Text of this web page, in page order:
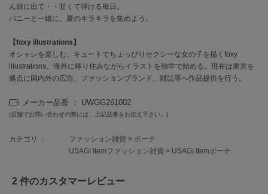
DANSKIN
エイミー イストワール
emmi
エミ
emmi atelier
emmi yoga
エミヨガ
ん旅に出て・・甘くて弾ける毎日。
バニーと一緒に、夏のキラキラを集めよう。
【foxy illustrations】
オシャレを楽しむ、キュートでちょっぴりセクシーな女の子を描くfoxy
illustrations。海外に移り住みながらイラストを独学で始める。現在は東京を
拠点に国内外の広告、ファッションブランド、雑誌等へ作品提供を行う。
メーカー品番 ： UWGG261002
(店舗でお問い合わせの際には、上記品番をお伝え下さい。)
カテゴリ ： ファッション雑貨 > ポーチ
USAGI Itemファッション雑貨 > USAGI Itemポーチ
2 件のカスタマーレビュー